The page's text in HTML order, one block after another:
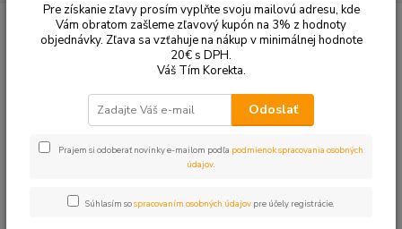
Tonery a náplne do tlačiarní EPSON L455
Upresniť parametre
Najdrahšie
Zobrazujem 1-4 z 4
Pre získanie zľavy prosím vyplňte svoju mailovú adresu, kde
Vám obratom zašleme zľavový kupón na 3% z hodnoty
objednávky. Zľava sa vzťahuje na nákup v minimálnej hodnote
20€ s DPH.
Váš Tím Korekta.
Odoslať
Prajem si odoberať novinky e-mailom podľa podmienok spracovania osobných
údajov.
Súhlasím sospracovaním osobných údajov pre účely registrácie.